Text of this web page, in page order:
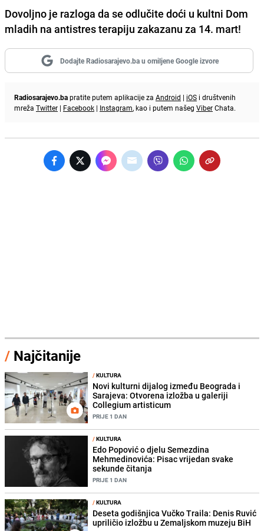
Dovoljno je razloga da se odlučite doći u kultni Dom
mladih na antistres terapiju zakazanu za 14. mart!
Dodajte Radiosarajevo.ba u omiljene Google izvore
Radiosarajevo.bapratite putem aplikacije za Android | iOS i društvenih
mreža Twitter | Facebook | Instagram, kao i putem našeg ViberChata.
/ Najčitanije
/KULTURA
Novi kulturni dijalog između Beograda i
Sarajeva: Otvorena izložba u galeriji
Collegium artisticum
PRIJE 1 DAN
/KULTURA
Edo Popović o djelu Semezdina
Mehmedinovića: Pisac vrijedan svake
sekunde čitanja
PRIJE 1 DAN
/KULTURA
Deseta godišnjica Vučko Traila: Denis Ruvić
upriličio izložbu u Zemaljskom muzeju BiH